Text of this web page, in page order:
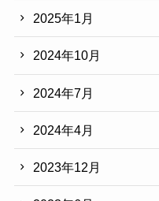
2025年1月
2024年10月
2024年7月
2024年4月
2023年12月